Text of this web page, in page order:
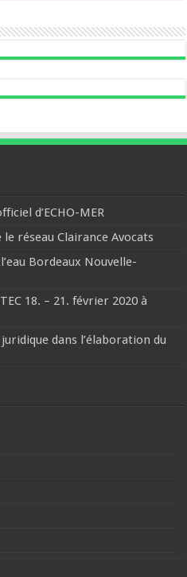
d’ECHO-MER
le réseau Clairance Avocats
Bordeaux Nouvelle-
18. – 21. février 2020 à
dans l’élaboration du